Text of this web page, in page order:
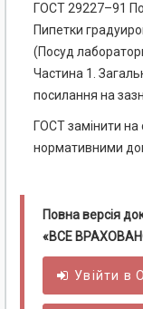
ГОСТ 29227–91
Пипетки
(Посуд
Частина 1.
посилання на
ГОСТ замінити на
нормативними
Повна версія
«ВСЕ
Увійти в